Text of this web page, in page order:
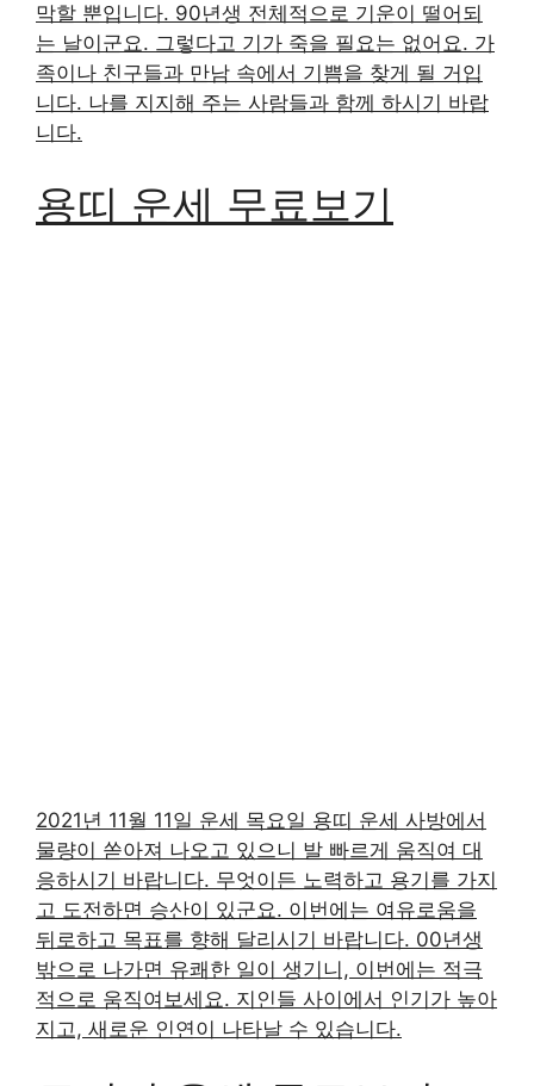
막할 뿐입니다. 90년생 전체적으로 기운이 떨어되
는 날이군요. 그렇다고 기가 죽을 필요는 없어요. 가
족이나 친구들과 만남 속에서 기쁨을 찾게 될 거입
니다. 나를 지지해 주는 사람들과 함께 하시기 바랍
니다.
용띠 운세 무료보기
2021년 11월 11일 운세 목요일 용띠 운세 사방에서
물량이 쏟아져 나오고 있으니 발 빠르게 움직여 대
응하시기 바랍니다. 무엇이든 노력하고 용기를 가지
고 도전하면 승산이 있군요. 이번에는 여유로움을
뒤로하고 목표를 향해 달리시기 바랍니다. 00년생
밖으로 나가면 유쾌한 일이 생기니, 이번에는 적극
적으로 움직여보세요. 지인들 사이에서 인기가 높아
지고, 새로운 인연이 나타날 수 있습니다.